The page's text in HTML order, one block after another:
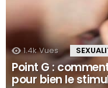
1.4k Vues
Point G :
pour bien le